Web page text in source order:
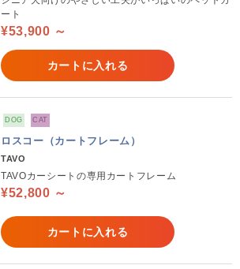
ート
¥53,900 ～
カートに入れる
DOG CAT
ロスコー（カートフレーム）
TAVO
TAVOカーシートの専用カートフレーム
¥52,800 ～
カートに入れる